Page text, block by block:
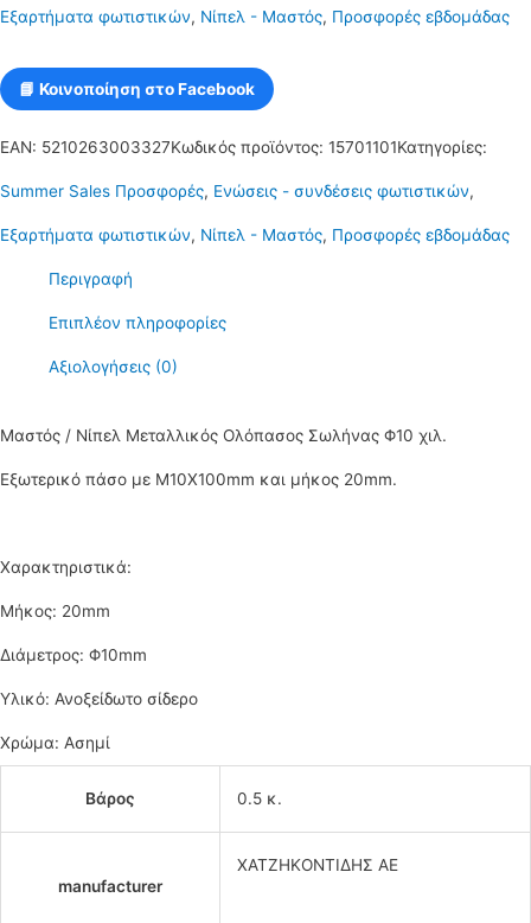
20mm
Φ10χιλ.
ποσότητα
Εξαρτήματα φωτιστικών, Νίπελ - Μαστός, Προσφορές εβδομάδας
📘 Κοινοποίηση στο Facebook
EAN: 5210263003327Κωδικός προϊόντος: 15701101Κατηγορίες:
Summer Sales Προσφορές, Ενώσεις - συνδέσεις φωτιστικών,
Εξαρτήματα φωτιστικών, Νίπελ - Μαστός, Προσφορές εβδομάδας
Περιγραφή
Επιπλέον πληροφορίες
Αξιολογήσεις (0)
Μαστός / Νίπελ Μεταλλικός Ολόπασος Σωλήνας Φ10 χιλ.
Εξωτερικό πάσο με Μ10Χ100mm και μήκος 20mm.
Χαρακτηριστικά:
Μήκος: 20mm
Διάμετρος: Φ10mm
Υλικό: Ανοξείδωτο σίδερο
Χρώμα: Ασημί
Βάρος 0.5 κ.
manufacturer
ΧΑΤΖΗΚΟΝΤΙΔΗΣ ΑΕ